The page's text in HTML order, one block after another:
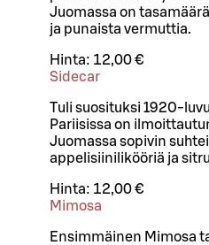
Juomassa on
ja punaista vermuttia.
Hinta: 12,00 €
Sidecar
Tuli suosituksi 1920-
Pariisissa on
Juomassa sopivin
appelisiinilikööriä ja
Hinta: 12,00 €
Mimosa
Ensimmäinen Mimosa